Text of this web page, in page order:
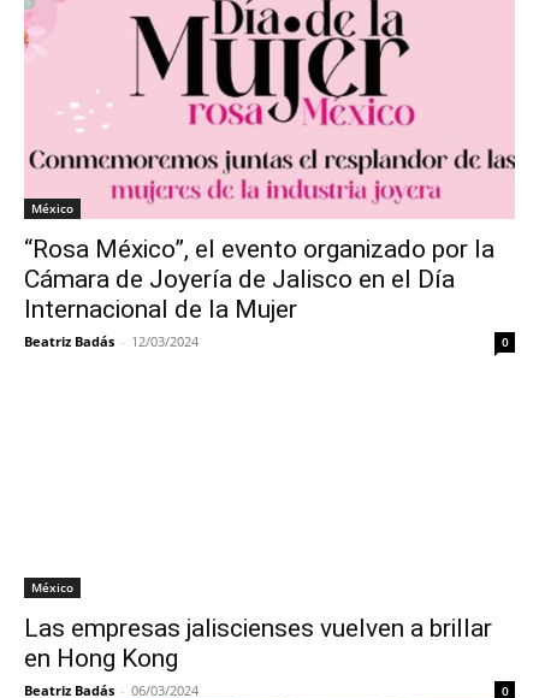
México
“Rosa México”, el evento organizado por la
Cámara de Joyería de Jalisco en el Día
Internacional de la Mujer
Beatriz Badás - 12/03/2024 0
México
Las empresas jaliscienses vuelven a brillar
en Hong Kong
Beatriz Badás - 06/03/2024 0